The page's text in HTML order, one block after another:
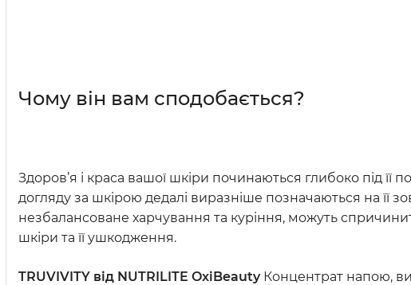
Чому він вам сподобається?
Здоров’я і краса вашої шкіри починаються глибоко під
догляду за шкірою дедалі виразніше позначаються на її
незбалансоване харчування та куріння, можуть
шкіри та її ушкодження.
TRUVIVITY від NUTRILITE OxiBeautyКонцентрат напою,